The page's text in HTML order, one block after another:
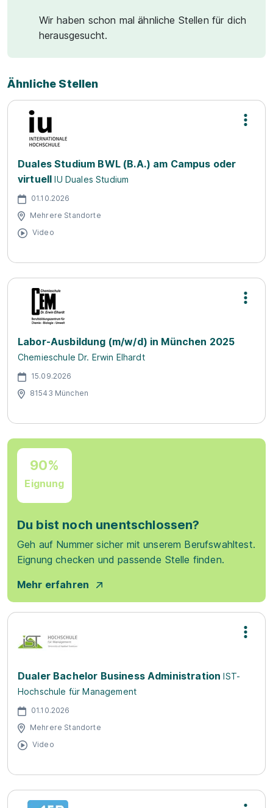
Wir haben schon mal ähnliche Stellen für dich
herausgesucht.
Ähnliche Stellen
Duales Studium BWL (B.A.) am Campus oder
virtuell IU Duales Studium
01.10.2026
Mehrere Standorte
Video
Labor-Ausbildung (m/w/d) in München 2025
Chemieschule Dr. Erwin Elhardt
15.09.2026
81543 München
90%
Eignung
Du bist noch unentschlossen?
Geh auf Nummer sicher mit unserem Berufswahltest.
Eignung checken und passende Stelle finden.
Mehr erfahren
Dualer Bachelor Business Administration IST-
Hochschule für Management
01.10.2026
Mehrere Standorte
Video